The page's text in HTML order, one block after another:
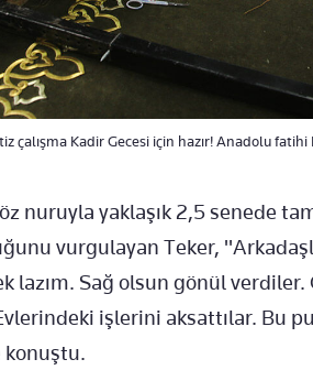
çalışma Kadir Gecesi için hazır! Anadolu
nuruyla yaklaşık 2,5 senede
vurgulayan Teker,
lazım. Sağ olsun gönül
işlerini aksattılar. Bu